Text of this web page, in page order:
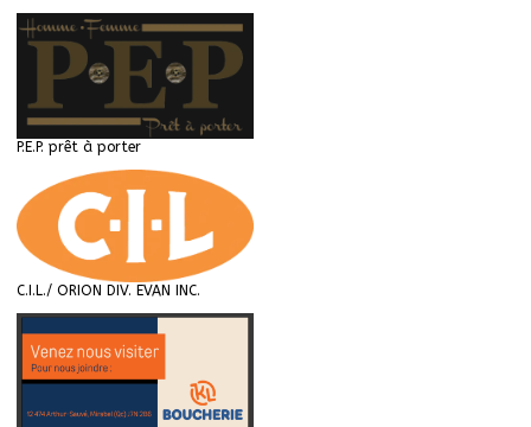
P.E.P. prêt à porter
C.I.L./ ORION DIV. EVAN INC.